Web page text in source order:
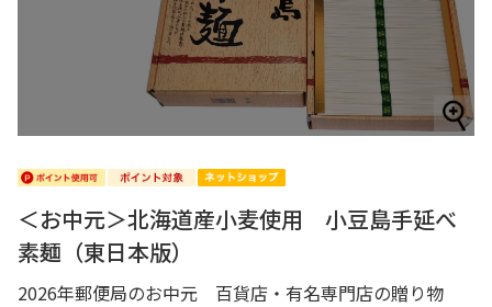
＜お中元＞北海道産小麦使用 小豆島手延べ
素麺（東日本版）
2026年郵便局のお中元 百貨店・有名専門店の贈り物